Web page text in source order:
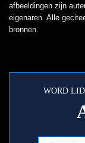
afbeeldingen zijn
eigenaren. Alle
bronnen.
WORD